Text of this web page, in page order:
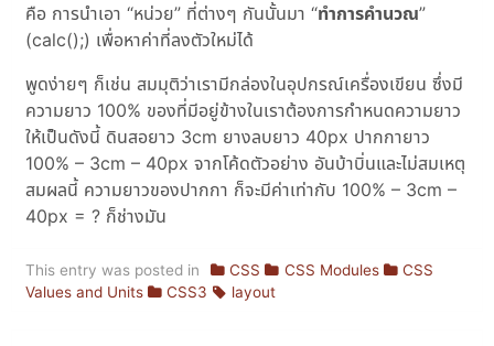
คือ การนำเอา “หน่วย” ที่ต่างๆ กันนั้นมา “ทำการคำนวณ”
(calc();) เพื่อหาค่าที่ลงตัวใหม่ได้
พูดง่ายๆ ก็เช่น สมมุติว่าเรามีกล่องในอุปกรณ์เครื่องเขียน ซึ่งมี
ความยาว 100% ของที่มีอยู่ข้างในเราต้องการกำหนดความยาว
ให้เป็นดังนี้ ดินสอยาว 3cm ยางลบยาว 40px ปากกายาว
100% – 3cm – 40px จากโค้ดตัวอย่าง อันบ้าบิ่นและไม่สมเหตุ
สมผลนี้ ความยาวของปากกา ก็จะมีค่าเท่ากับ 100% – 3cm –
40px = ? ก็ช่างมัน
This entry was posted in CSS CSS Modules
CSS
Values and Units
CSS3 layout